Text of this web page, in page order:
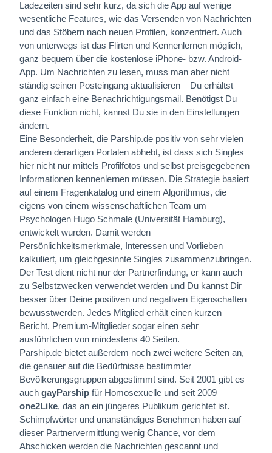
Ladezeiten sind sehr kurz, da sich die App auf wenige
wesentliche Features, wie das Versenden von Nachrichten
und das Stöbern nach neuen Profilen, konzentriert. Auch
von unterwegs ist das Flirten und Kennenlernen möglich,
ganz bequem über die kostenlose iPhone- bzw. Android-
App. Um Nachrichten zu lesen, muss man aber nicht
ständig seinen Posteingang aktualisieren – Du erhältst
ganz einfach eine Benachrichtigungsmail. Benötigst Du
diese Funktion nicht, kannst Du sie in den Einstellungen
ändern.
Eine Besonderheit, die Parship.de positiv von sehr vielen
anderen derartigen Portalen abhebt, ist dass sich Singles
hier nicht nur mittels Profilfotos und selbst preisgegebenen
Informationen kennenlernen müssen. Die Strategie basiert
auf einem Fragenkatalog und einem Algorithmus, die
eigens von einem wissenschaftlichen Team um
Psychologen Hugo Schmale (Universität Hamburg),
entwickelt wurden. Damit werden
Persönlichkeitsmerkmale, Interessen und Vorlieben
kalkuliert, um gleichgesinnte Singles zusammenzubringen.
Der Test dient nicht nur der Partnerfindung, er kann auch
zu Selbstzwecken verwendet werden und Du kannst Dir
besser über Deine positiven und negativen Eigenschaften
bewusstwerden. Jedes Mitglied erhält einen kurzen
Bericht, Premium-Mitglieder sogar einen sehr
ausführlichen von mindestens 40 Seiten.
Parship.de bietet außerdem noch zwei weitere Seiten an,
die genauer auf die Bedürfnisse bestimmter
Bevölkerungsgruppen abgestimmt sind. Seit 2001 gibt es
auchgayParship für Homosexuelle und seit 2009
one2Like, das an ein jüngeres Publikum gerichtet ist.
Schimpfwörter und unanständiges Benehmen haben auf
dieser Partnervermittlung wenig Chance, vor dem
Abschicken werden die Nachrichten gescannt und